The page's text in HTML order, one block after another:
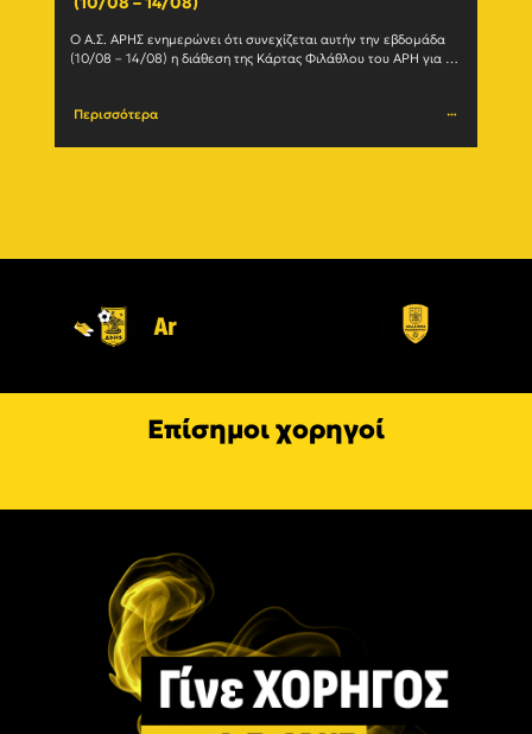
Ο Α.Σ. ΑΡΗΣ ενημερώνει ότι συνεχίζεται αυτήν την εβδομάδα
(10/08 – 14/08) η διάθεση της Κάρτας Φιλάθλου του ΑΡΗ για τη
Περισσότερα
Επίσημοι χορηγοί